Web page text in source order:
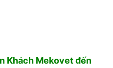
Khách Mekovet đến